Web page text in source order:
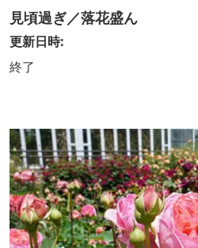
見頃過ぎ／落花盛ん
更新日時:
終了